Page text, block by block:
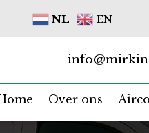
NL EN
Over ons Airco